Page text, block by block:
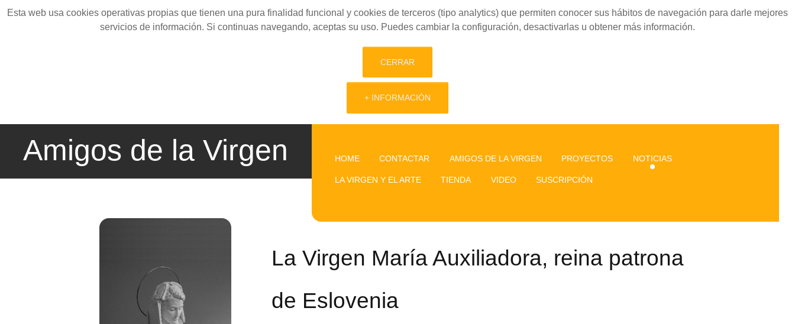
Esta web usa cookies operativas propias que tienen una pura finalidad funcional y cookies de terceros (tipo analytics) que permiten conocer sus hábitos de navegación para darle mejores
servicios de información. Si continuas navegando, aceptas su uso. Puedes cambiar la configuración, desactivarlas u obtener más información.
CERRAR
+ INFORMACIÓN
Amigos de la Virgen HOME CONTACTAR AMIGOS DE LA VIRGEN PROYECTOS NOTICIAS
LA VIRGEN Y EL ARTE TIENDA VIDEO SUSCRIPCIÓN
La Virgen María Auxiliadora, reina patrona
de Eslovenia